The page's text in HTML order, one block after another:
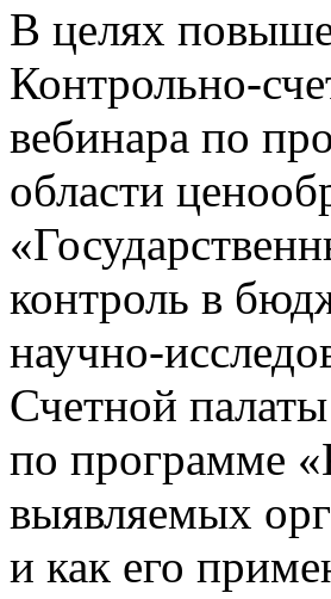
В целях
Контрольно-
вебинара по
области
контроль в
научно-
Счетной
по программе
выявляемых
и как его